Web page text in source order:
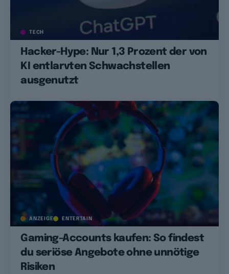
TECH
Hacker-Hype: Nur 1,3 Prozent der von
KI entlarvten Schwachstellen
ausgenutzt
ANZEIGE ENTERTAIN
Gaming-Accounts kaufen: So findest
du seriöse Angebote ohne unnötige
Risiken